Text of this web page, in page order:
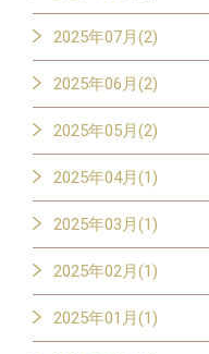
2025年07月(2)
2025年06月(2)
2025年05月(2)
2025年04月(1)
2025年03月(1)
2025年02月(1)
2025年01月(1)